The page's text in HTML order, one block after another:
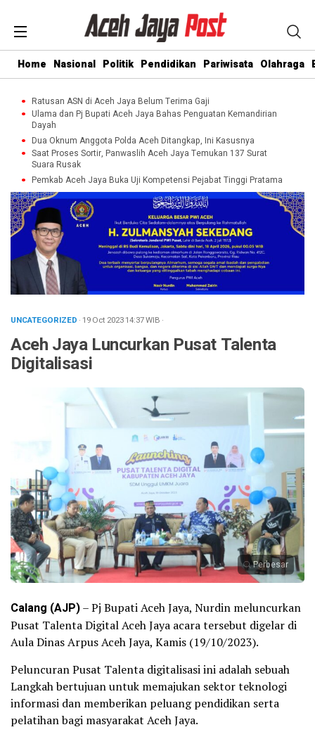
Home Nasional Politik Pendidikan Pariwisata Olahraga
Ratusan ASN di Aceh Jaya Belum Terima Gaji
Ulama dan Pj Bupati Aceh Jaya Bahas Penguatan Kemandirian
Dayah
Dua Oknum Anggota Polda Aceh Ditangkap, Ini Kasusnya
Saat Proses Sortir, Panwaslih Aceh Jaya Temukan 137 Surat
Suara Rusak
Pemkab Aceh Jaya Buka Uji Kompetensi Pejabat Tinggi Pratama
UNCATEGORIZED · 19 Oct 202314:37WIB ·
Aceh Jaya Luncurkan Pusat Talenta
Digitalisasi
Perbesar
Calang (AJP)– Pj Bupati Aceh Jaya, Nurdin meluncurkan
Pusat Talenta Digital Aceh Jaya acara tersebut digelar di
Aula Dinas Arpus Aceh Jaya, Kamis (19/10/2023).
Peluncuran Pusat Talenta digitalisasi ini adalah sebuah
Langkah bertujuan untuk memajukan sektor teknologi
informasi dan memberikan peluang pendidikan serta
pelatihan bagi masyarakat Aceh Jaya.